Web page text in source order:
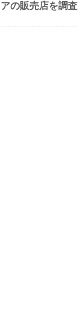
アの販売店を調査